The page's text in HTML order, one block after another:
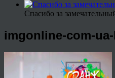
Спасибо за
imgonline-com-